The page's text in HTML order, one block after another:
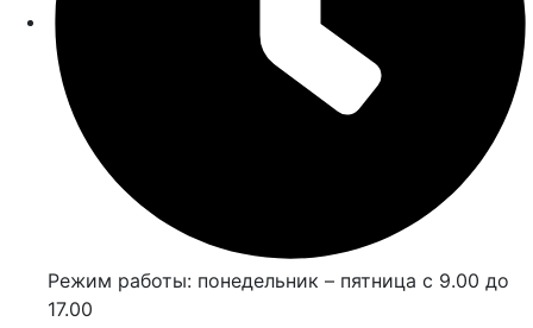
Режим работы: понедельник – пятница с 9.00 до
17.00